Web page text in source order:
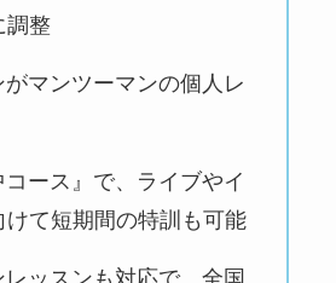
調整
マンツーマンの個人レ
コース』で、ライブやイ
けて短期間の特訓も可能